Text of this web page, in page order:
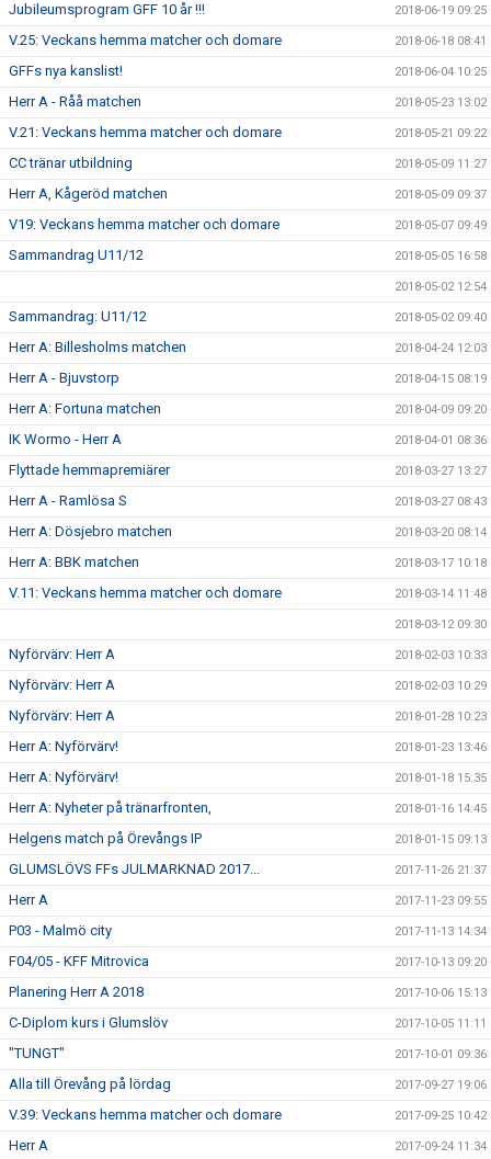
Jubileumsprogram GFF 10 år !!! 2018-06-19 09:25
V.25: Veckans hemma matcher och domare 2018-06-18 08:41
GFFs nya kanslist! 2018-06-04 10:25
Herr A - Råå matchen 2018-05-23 13:02
V.21: Veckans hemma matcher och domare 2018-05-21 09:22
CC tränar utbildning 2018-05-09 11:27
Herr A, Kågeröd matchen 2018-05-09 09:37
V19: Veckans hemma matcher och domare 2018-05-07 09:49
Sammandrag U11/12 2018-05-05 16:58
2018-05-02 12:54
Sammandrag: U11/12 2018-05-02 09:40
Herr A: Billesholms matchen 2018-04-24 12:03
Herr A - Bjuvstorp 2018-04-15 08:19
Herr A: Fortuna matchen 2018-04-09 09:20
IK Wormo - Herr A 2018-04-01 08:36
Flyttade hemmapremiärer 2018-03-27 13:27
Herr A - Ramlösa S 2018-03-27 08:43
Herr A: Dösjebro matchen 2018-03-20 08:14
Herr A: BBK matchen 2018-03-17 10:18
V.11: Veckans hemma matcher och domare 2018-03-14 11:48
2018-03-12 09:30
Nyförvärv: Herr A 2018-02-03 10:33
Nyförvärv: Herr A 2018-02-03 10:29
Nyförvärv: Herr A 2018-01-28 10:23
Herr A: Nyförvärv! 2018-01-23 13:46
Herr A: Nyförvärv! 2018-01-18 15:35
Herr A: Nyheter på tränarfronten, 2018-01-16 14:45
Helgens match på Örevångs IP 2018-01-15 09:13
GLUMSLÖVS FFs JULMARKNAD 2017... 2017-11-26 21:37
Herr A 2017-11-23 09:55
P03 - Malmö city 2017-11-13 14:34
F04/05 - KFF Mitrovica 2017-10-13 09:20
Planering Herr A 2018 2017-10-06 15:13
C-Diplom kurs i Glumslöv 2017-10-05 11:11
"TUNGT" 2017-10-01 09:36
Alla till Örevång på lördag 2017-09-27 19:06
V.39: Veckans hemma matcher och domare 2017-09-25 10:42
Herr A 2017-09-24 11:34